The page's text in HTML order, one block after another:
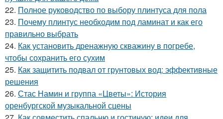
22. Полное руководство по выбору плинтуса для пола
23. Почему плинтус необходим под ламинат и как его
правильно выбрать
24. Как установить дренажную скважину в погребе,
чтобы сохранить его сухим
25. Как защитить подвал от грунтовых вод: эффективные
решения
26. Стас Намин и группа «Цветы»: История
оренбургской музыкальной сцены